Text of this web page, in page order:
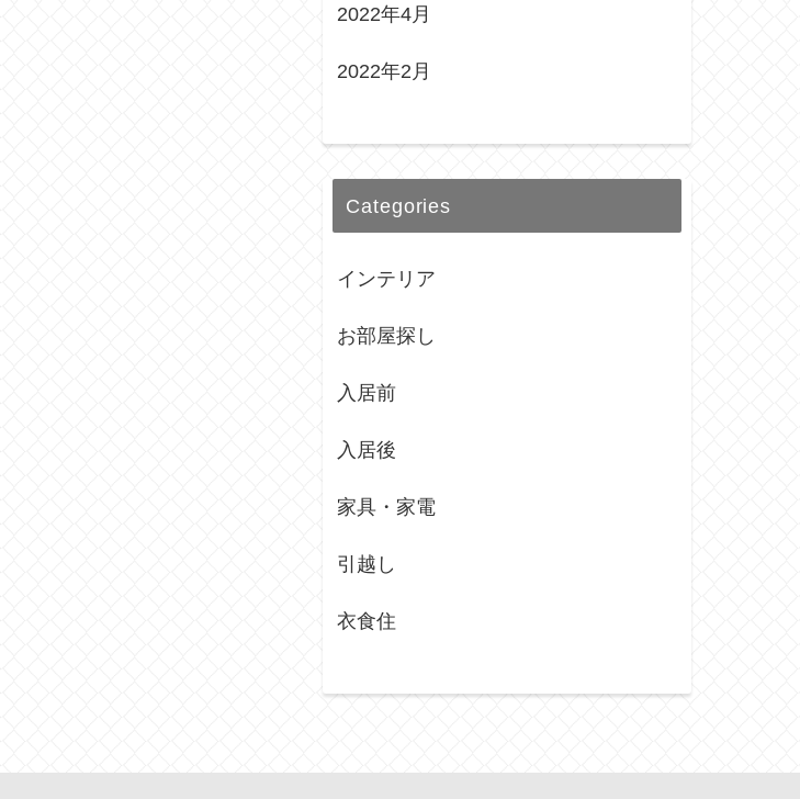
2022年4月
2022年2月
Categories
インテリア
お部屋探し
入居前
入居後
家具・家電
引越し
衣食住